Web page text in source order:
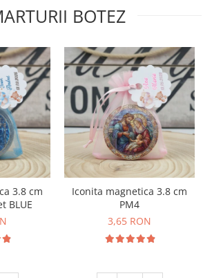
BOTEZ
3.8 cm
BLUE
Iconita magnetica 3.8 cm
PM4
3,65 RON